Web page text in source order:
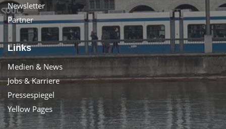
Newsletter
Partner
Links
Medien & News
Jobs & Karriere
Pressespiegel
Yellow Pages